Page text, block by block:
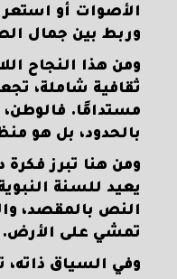
الأصوات أو
وربط بين جمال
ومن هذا النجاح
ثقافية شاملة،
مستدامًا.
بالحدود، بل هو
ومن هنا تبرز فكرة
يعيد للسنة
النص بالمقصد،
تمشي على الأرض.
وفي السياق ذاته،